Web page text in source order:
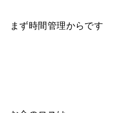
まず時間管理からです